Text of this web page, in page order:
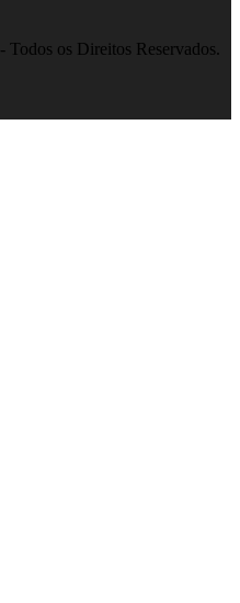
- Todos os Direitos Reservados.